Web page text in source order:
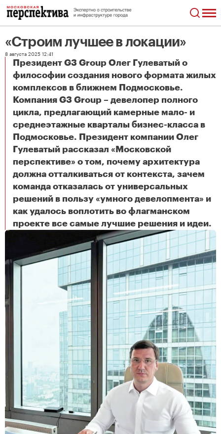
«Строим лучшее в локации»
8 августа 2025 12:41
Президент G3 Group Олег Гулеватый о
философии создания нового формата жилых
комплексов в ближнем Подмосковье.
Компания G3 Group – девелопер полного
цикла, предлагающий камерные мало- и
среднеэтажные кварталы бизнес-класса в
Подмосковье. Президент компании Олег
Гулеватый рассказал «Московской
перспективе» о том, почему архитектура
должна отталкиваться от контекста, зачем
команда отказалась от универсальных
решений в пользу «умного девелопмента» и
как удалось воплотить во флагманском
проекте все самые лучшие решения и идеи.
«Строим лучшее в локации»